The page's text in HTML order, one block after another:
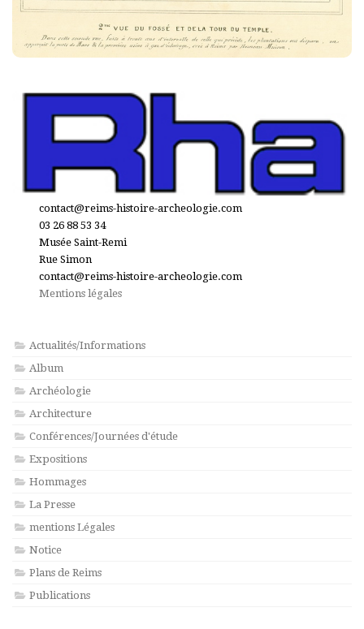
contact@reims-histoire-archeologie.com
03 26 88 53 34
Musée Saint-Remi
Rue Simon
contact@reims-histoire-archeologie.com
Mentions légales
Actualités/Informations
Album
Archéologie
Architecture
Conférences/Journées d'étude
Expositions
Hommages
La Presse
mentions Légales
Notice
Plans de Reims
Publications